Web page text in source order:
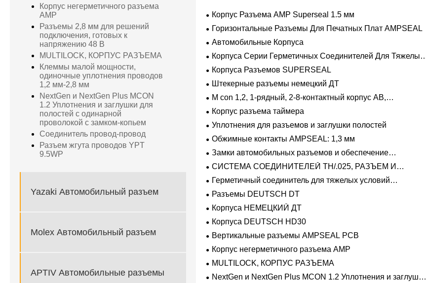
Корпус негерметичного разъема
AMP
Разъемы 2,8 мм для решений
подключения, готовых к
напряжению 48 В
MULTILOCK, КОРПУС РАЗЪЕМА
Клеммы малой мощности,
одиночные уплотнения проводов
1,2 мм-2,8 мм
NextGen и NextGen Plus MCON
1.2 Уплотнения и заглушки для
полостей с одинарной
проволокой с замком-копьем
Соединитель провод-провод
Разъем жгута проводов YPT
9.5WP
Yazaki Автомобильный разъем
Molex Автомобильный разъем
APTIV Автомобильные разъемы
Корпус Разъема AMP Superseal 1.5 мм
Горизонтальные Разъемы Для Печатных Плат AMPSEAL
Автомобильные Корпуса
Корпуса Серии Герметичных Соединителей Для Тяжелых
Условий Эксплуатации
Корпуса Разъемов SUPERSEAL
Штекерные разъемы немецкий ДТ
M con 1,2, 1-рядный, 2-8-контактный корпус AB,
герметичный
Корпус разъема таймера
Уплотнения для разъемов и заглушки полостей
Обжимные контакты AMPSEAL: 1,3 мм
Замки автомобильных разъемов и обеспечение
положения
СИСТЕМА СОЕДИНИТЕЛЕЙ TH/.025, РАЗЪЕМ И
ВКЛАДЫШ
Герметичный соединитель для тяжелых условий
эксплуатации Фиксирующие направляющие серии
Разъемы DEUTSCH DT
Корпуса НЕМЕЦКИЙ ДТ
Корпуса DEUTSCH HD30
Вертикальные разъемы AMPSEAL PCB
Корпус негерметичного разъема AMP
MULTILOCK, КОРПУС РАЗЪЕМА
NextGen и NextGen Plus MCON 1.2 Уплотнения и заглушки